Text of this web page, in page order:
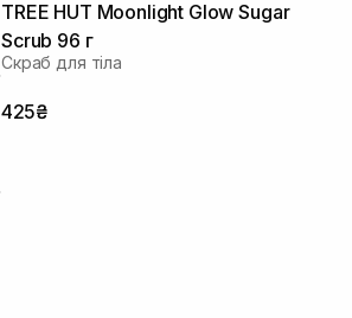
TREE HUT Moonlight Glow Sugar
Scrub 96 г
Скраб для тіла
425₴